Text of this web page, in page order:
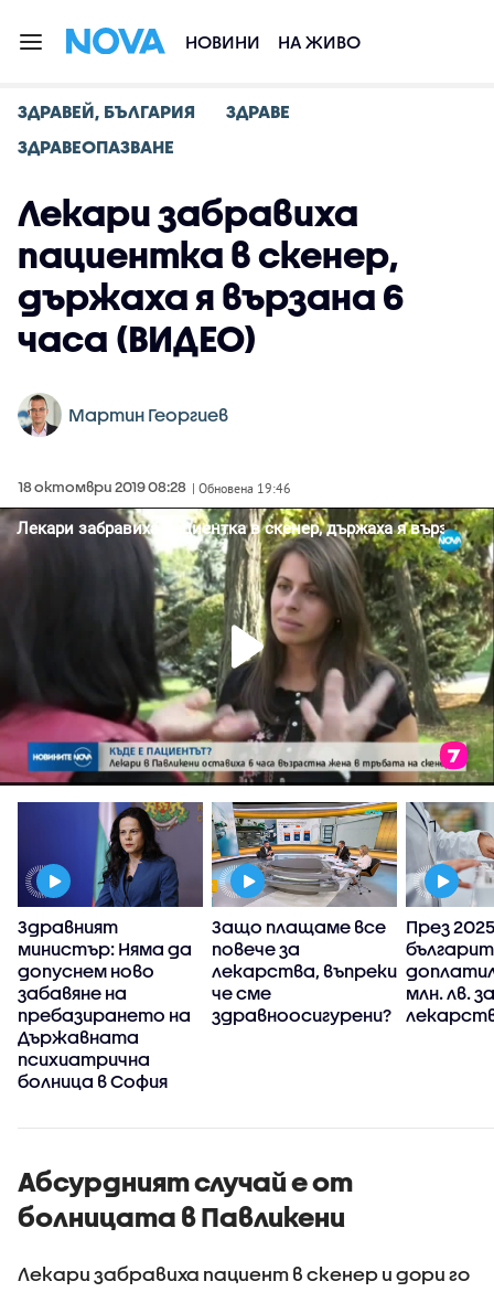
НОВИНИ НА ЖИВО
ЗДРАВЕЙ, БЪЛГАРИЯ
ЗДРАВЕ
ЗДРАВЕОПАЗВАНЕ
Лекари забравиха
пациентка в скенер,
държаха я вързана 6
часа (ВИДЕО)
Мартин Георгиев
18 октомври 2019 08:28 | Обновена 19:46
Здравният
министър: Няма да
допуснем ново
забавяне на
пребазирането на
Държавната
психиатрична
болница в София
Защо плащаме все
повече за
лекарства, въпреки
че сме
здравноосигурени?
През
млн. лв. за
Абсурдният случай е от
болницата в Павликени
Лекари забравиха пациент в скенер и дори го